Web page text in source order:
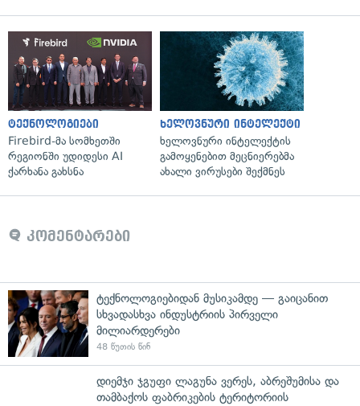
ტექნოლოგიები
Firebird-მა სომხეთში
რეგიონში უდიდესი AI
ქარხანა გახსნა
ხელოვნური ინტელექტი
ხელოვნური ინტელექტის
გამოყენებით მეცნიერებმა
ახალი ვირუსები შექმნეს
კომენტარები
ტექნოლოგიებიდან მუსიკამდე — გაიცანით
სხვადასხვა ინდუსტრიის პირველი
მილიარდერები
48 წუთის წინ
დიემჯი ჯგუფი ლაგუნა ვერეს, აბრეშუმისა და
თამბაქოს ფაბრიკების ტერიტორიის